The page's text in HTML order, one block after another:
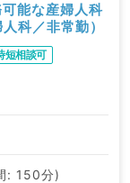
能な産婦人科
科／非常勤）
短相談可
: 150分)